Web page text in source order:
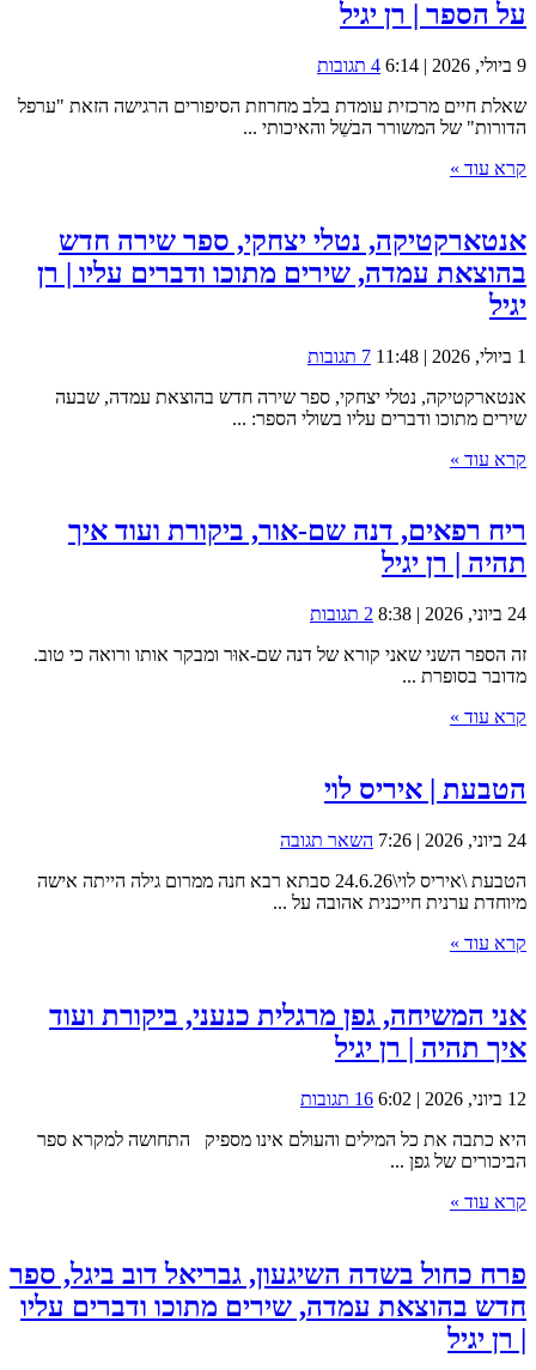
על הספר | רן יגיל
9 ביולי, 2026 | 6:14
4 תגובות
שאלת חיים מרכזית עומדת בלב מחרוזת הסיפורים הרגישה הזאת "ערפל
הדורות" של המשורר הבשֵׁל והאיכותי ...
קרא עוד »
אנטארקטיקה, נטלי יצחקי, ספר שירה חדש
בהוצאת עמדה, שירים מתוכו ודברים עליו | רן
יגיל
1 ביולי, 2026 | 11:48
7 תגובות
אנטארקטיקה, נטלי יצחקי, ספר שירה חדש בהוצאת עמדה, שבעה
שירים מתוכו ודברים עליו בשולי הספר: ...
קרא עוד »
ריח רפאים, דנה שם-אור, ביקורת ועוד איך
תהיה | רן יגיל
24 ביוני, 2026 | 8:38
2 תגובות
זה הספר השני שאני קורא של דנה שם-אוּר ומבקר אותו ורואה כי טוב.
מדובר בסופרת ...
קרא עוד »
הטבעת | איריס לוי
24 ביוני, 2026 | 7:26
השאר תגובה
הטבעת \איריס לוי\24.6.26 סבתא רבא חנה ממרום גילה הייתה אישה
מיוחדת ערנית חייכנית אהובה על ...
קרא עוד »
אני המשיחה, גפן מרגלית כנעני, ביקורת ועוד
איך תהיה | רן יגיל
12 ביוני, 2026 | 6:02
16 תגובות
היא כתבה את כל המילים והעולם אינו מספיק התחושה למקרא ספר
הביכורים של גפן ...
קרא עוד »
פרח כחול בשדה השיגעון, גבריאל דוב ביגל, ספר
חדש בהוצאת עמדה, שירים מתוכו ודברים עליו
| רן יגיל